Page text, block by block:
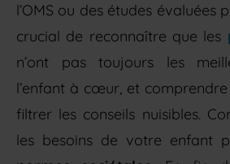
l’OMS ou des études évaluées
crucial de reconnaître que les
n’ont pas toujours les
l’enfant à cœur, et
filtrer les conseils nuisibles.
les besoins de votre enfant